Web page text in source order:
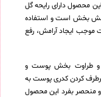
محصول دارای رایحه گل
بخش است و استفاده
ایجاد آرامش، رفع
و طراوت بخش پوست و
کردن کدری پوست به
منحصر بفرد این محصول